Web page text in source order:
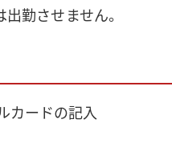
勤させません。
ードの記入